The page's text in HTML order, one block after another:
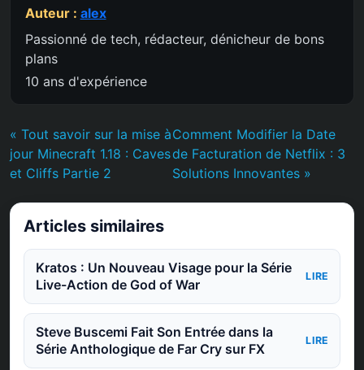
Auteur : alex
Passionné de tech, rédacteur, dénicheur de bons
plans
10 ans d'expérience
« Tout savoir sur la mise à
jour Minecraft 1.18 : Caves
et Cliffs Partie 2
Comment Modifier la Date
de Facturation de Netflix : 3
Solutions Innovantes »
Articles similaires
Kratos : Un Nouveau Visage pour la Série
Live-Action de God of War
LIRE
Steve Buscemi Fait Son Entrée dans la
Série Anthologique de Far Cry sur FX
LIRE